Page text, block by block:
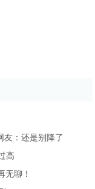
友：还是别降了
高
无聊！